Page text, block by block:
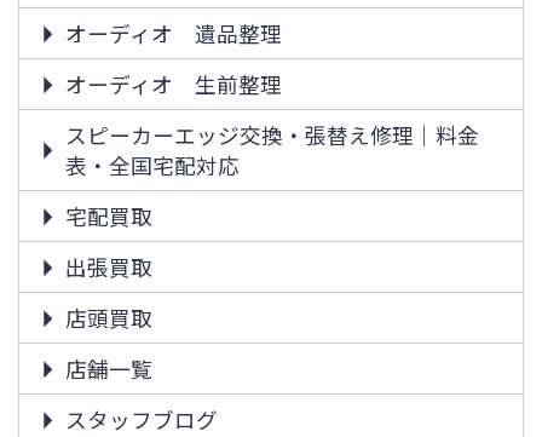
オーディオ 遺品整理
オーディオ 生前整理
スピーカーエッジ交換・張替え修理｜料金
表・全国宅配対応
宅配買取
出張買取
店頭買取
店舗一覧
スタッフブログ